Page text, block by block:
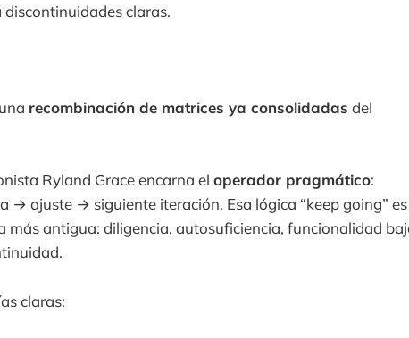
claras.
recombinación de matrices ya consolidadas del
Ryland Grace encarna el operador pragmático:
ajuste → siguiente iteración. Esa lógica “keep going”
más antigua: diligencia, autosuficiencia, funcionalidad
claras: